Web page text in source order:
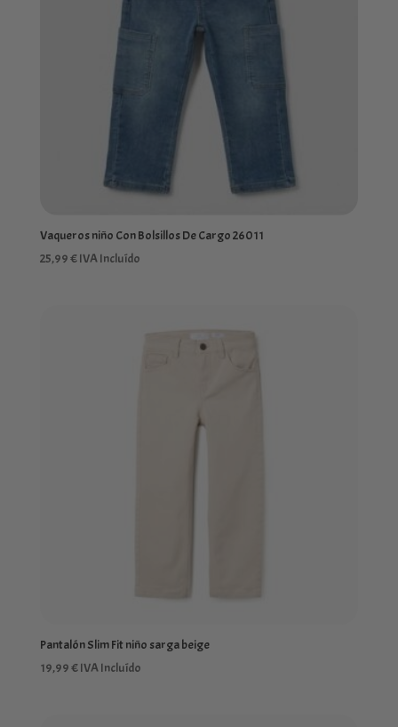
Vaqueros niño Con Bolsillos De Cargo 26011
25,99€IVA Incluído
Pantalón Slim Fit niño sarga beige
19,99€IVA Incluído